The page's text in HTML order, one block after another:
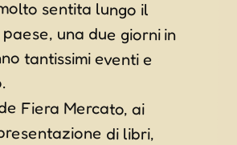
Fiera Mercato, ai
di libri,
e spettacoli dal
tra cui il musical
“della Madonna”,
per i bambini e tanto